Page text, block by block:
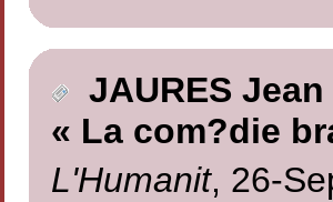
JAURES Jean
« La com?die
L'Humanit, 26-